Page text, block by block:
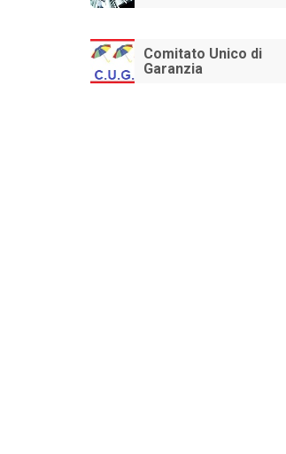
Comitato Unico di
Garanzia